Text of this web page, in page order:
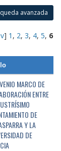
avanzada
] 1 , 2, 3, 4, 5, 6
MARCO DE
ENTRE
DE
Y LA
DE